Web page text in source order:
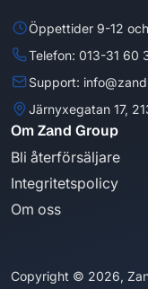
Öppettider 9-12
Telefon: 013-31 60
Support:
Järnyxegatan 17,
Om Zand Group
Bli återförsäljare
Integritetspolicy
Om oss
Copyright © 2026,